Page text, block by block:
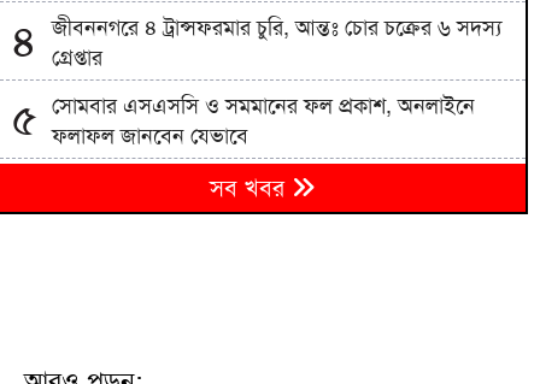
৪
জীবননগরে ৪ ট্রান্সফরমার চুরি, আন্তঃ চোর চক্রের ৬ সদস্য
গ্রেপ্তার
৫ সোমবার এসএসসি ও সমমানের ফল প্রকাশ, অনলাইনে
ফলাফল জানবেন যেভাবে
সেপ্টেম্বরে যুক্তরাষ্ট্র সফরে যাচ্ছেন প্রধানমন্ত্রী
সব খবর